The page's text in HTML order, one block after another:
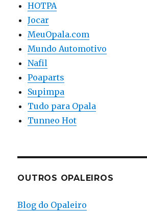
HOTPA
Jocar
MeuOpala.com
Mundo Automotivo
Nafil
Poaparts
Supimpa
Tudo para Opala
Tunneo Hot
OUTROS OPALEIROS
Blog do Opaleiro